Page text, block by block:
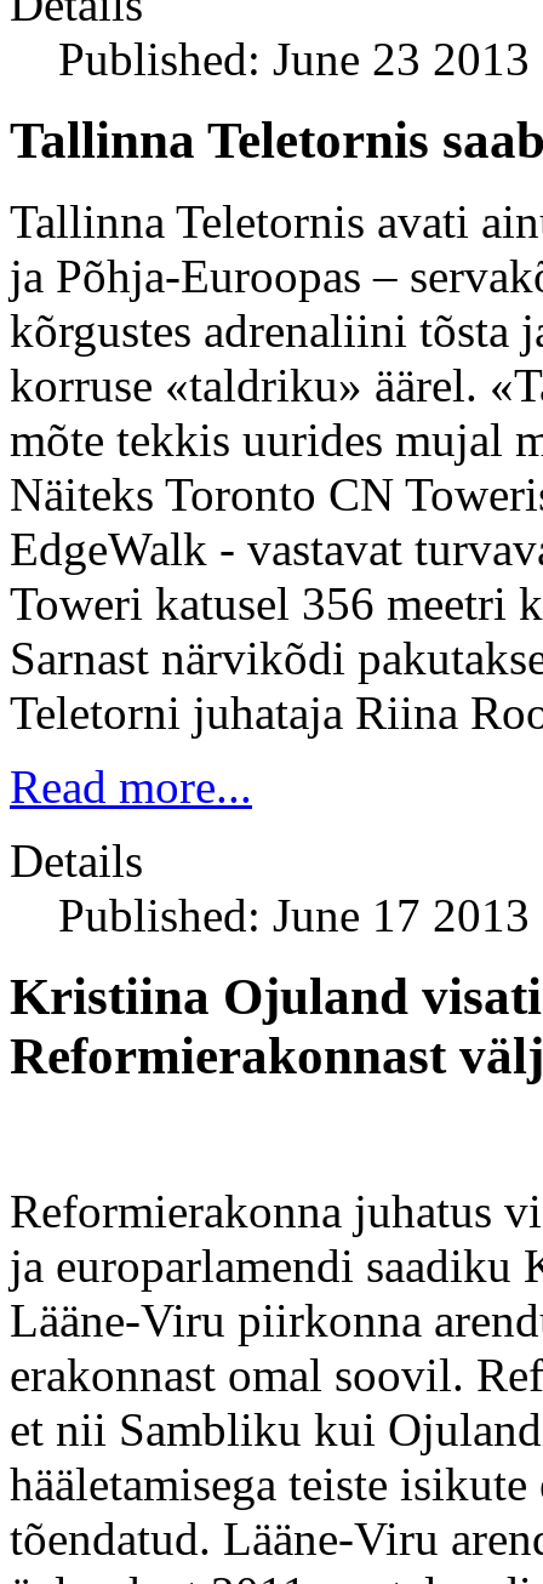
Published: June 23 2013
Tallinna Teletornis
Tallinna Teletornis avati
ja Põhja-Euroopas –
kõrgustes adrenaliini tõsta
korruse «taldriku» äärel.
mõte tekkis uurides mujal
Näiteks Toronto CN
EdgeWalk - vastavat
Toweri katusel 356 meetri
Sarnast närvikõdi
Teletorni juhataja Riina
Read more...
Details
Published: June 17 2013
Kristiina Ojuland
Reformierakonnast
Reformierakonna juhatus
ja europarlamendi
Lääne-Viru piirkonna
erakonnast omal soovil.
et nii Sambliku kui
hääletamisega teiste
tõendatud. Lääne-Viru